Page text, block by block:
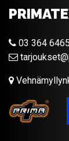
03 364 6465